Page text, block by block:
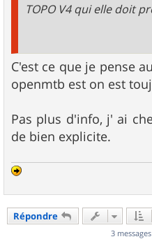
TOPO V4 qui elle doit
C'est ce que je pense
openmtb est on est
Pas plus d'info, j' ai
de bien explicite.
Répondre
3